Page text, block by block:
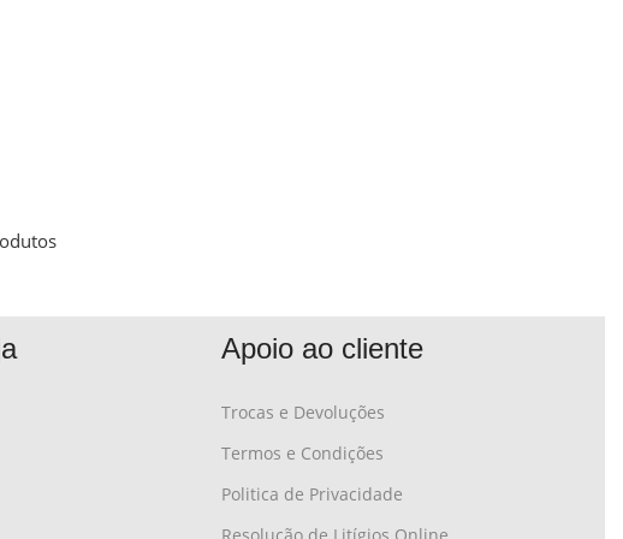
Apoio ao cliente
Trocas e Devoluções
Termos e Condições
Politica de Privacidade